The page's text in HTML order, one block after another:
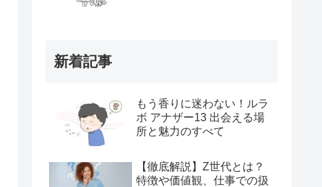
新着記事
もう香りに迷わない！ルラ
ボ アナザー13 出会える場
所と魅力のすべて
【徹底解説】Z世代とは？
特徴や価値観、仕事での扱